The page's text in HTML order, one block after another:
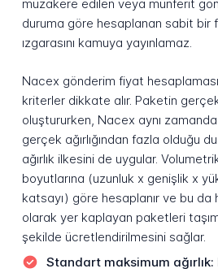
müzakere edilen veya münferit
duruma göre hesaplanan sabit bir
ızgarasını kamuya yayınlamaz.
Nacex gönderim fiyat
kriterler dikkate alır. Paketin gerçek
oluştururken, Nacex aynı zamanda
gerçek ağırlığından fazla olduğu
ağırlık ilkesini de uygular.
boyutlarına (uzunluk x genişlik x
katsayı) göre hesaplanır ve bu
olarak yer kaplayan paketleri
şekilde ücretlendirilmesini sağlar.
Standart maksimum ağırlık: